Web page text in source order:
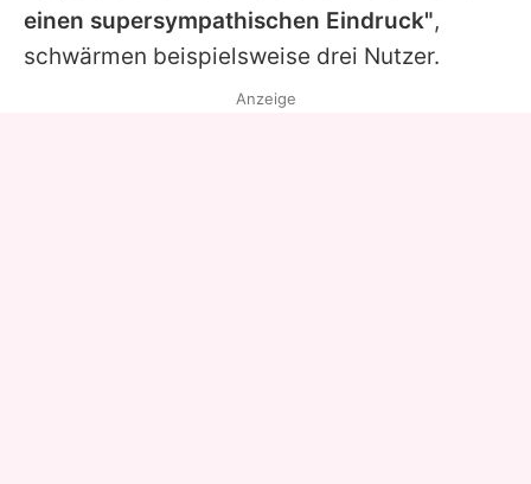
einen supersympathischen Eindruck",
schwärmen beispielsweise drei Nutzer.
Anzeige